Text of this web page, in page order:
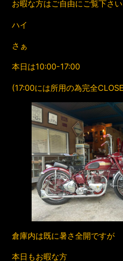
お暇な方はご自由にご覧下さい
ハイ
さぁ
本日は10:00-17:00
(17:00には所用の為完全
倉庫内は既に暑さ全開ですが
本日もお暇な方